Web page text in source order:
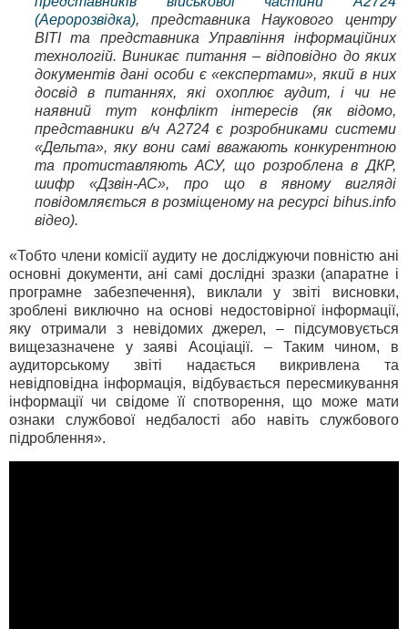
(Аеророзвідка), представника Наукового центру
ВІТІ та представника Управління інформаційних
технологій. Виникає питання – відповідно до яких
документів дані особи є «експертами», який в них
досвід в питаннях, які охоплює аудит, і чи не
наявний тут конфлікт інтересів (як відомо,
представники в/ч А2724 є розробниками системи
«Дельта», яку вони самі вважають конкурентною
та протиставляють АСУ, що розроблена в ДКР,
шифр «Дзвін-АС», про що в явному вигляді
повідомляється в розміщеному на ресурсі bihus.info
відео).
«Тобто члени комісії аудиту не досліджуючи повністю ані
основні документи, ані самі дослідні зразки (апаратне і
програмне забезпечення), виклали у звіті висновки,
зроблені виключно на основі недостовірної інформації,
яку отримали з невідомих джерел, – підсумовується
вищезазначене у заяві Асоціації. – Таким чином, в
аудиторському звіті надається викривлена та
невідповідна інформація, відбувається пересмикування
інформації чи свідоме її спотворення, що може мати
ознаки службової недбалості або навіть службового
підроблення».